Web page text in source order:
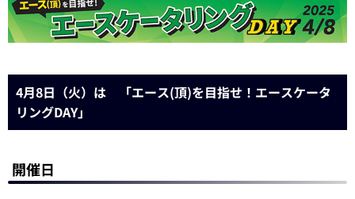
4月8日（火）は 「エース(頂)を目指せ！エースケータ
リングDAY」
開催日